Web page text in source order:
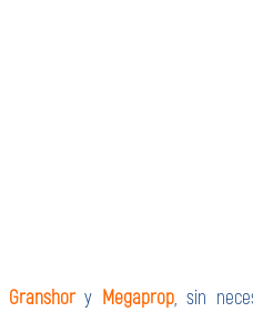
Granshor y Megaprop, sin